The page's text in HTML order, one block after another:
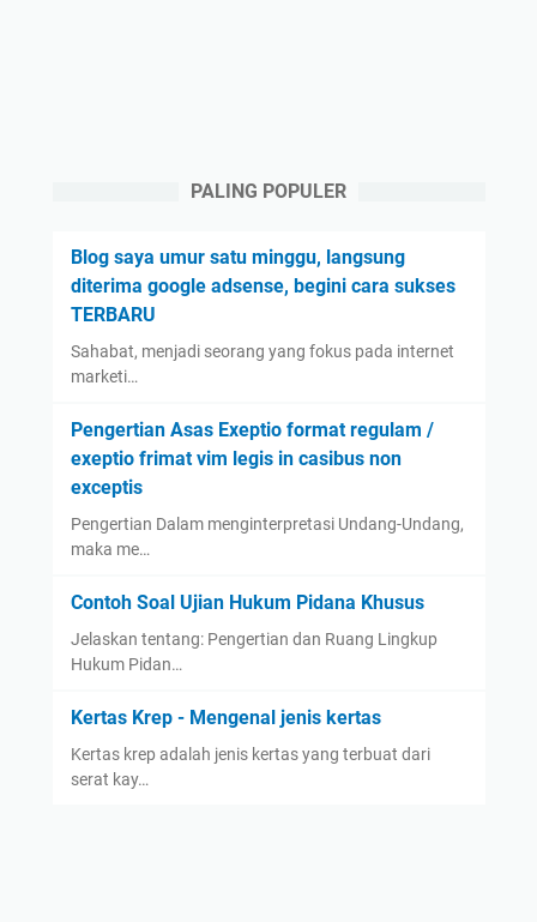
PALING POPULER
Blog saya umur satu minggu, langsung
diterima google adsense, begini cara sukses
TERBARU
Sahabat, menjadi seorang yang fokus pada internet
marketi…
Pengertian Asas Exeptio format regulam /
exeptio frimat vim legis in casibus non
exceptis
Pengertian Dalam menginterpretasi Undang-Undang,
maka me…
Contoh Soal Ujian Hukum Pidana Khusus
Jelaskan tentang: Pengertian dan Ruang Lingkup
Hukum Pidan…
Kertas Krep - Mengenal jenis kertas
Kertas krep adalah jenis kertas yang terbuat dari
serat kay…